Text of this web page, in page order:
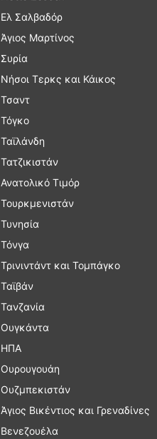
Ελ Σαλβαδόρ
Άγιος Μαρτίνος
Συρία
Νήσοι Τερκς και Κάικος
Τσαντ
Τόγκο
Ταϊλάνδη
Τατζικιστάν
Ανατολικό Τιμόρ
Τουρκμενιστάν
Τυνησία
Τόνγα
Τρινιντάντ και Τομπάγκο
Ταϊβάν
Τανζανία
Ουγκάντα
ΗΠΑ
Ουρουγουάη
Ουζμπεκιστάν
Άγιος Βικέντιος και Γρεναδίνες
Βενεζουέλα